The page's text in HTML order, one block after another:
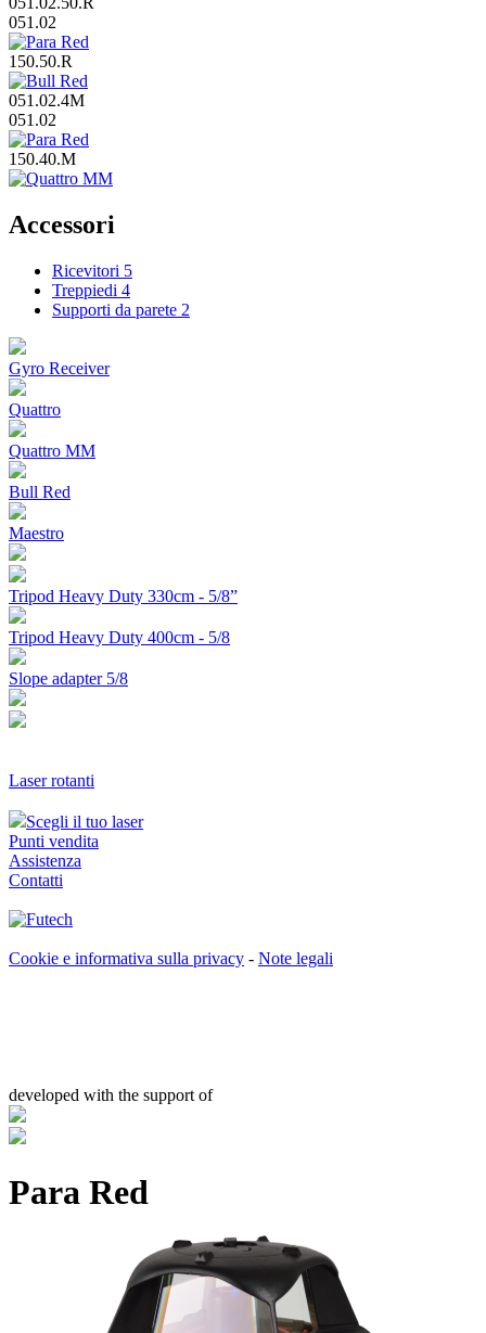
051.02
150.50.R
051.02.4M
051.02
150.40.M
Accessori
Ricevitori 5
Treppiedi 4
Supporti da parete 2
Gyro Receiver
Quattro
Quattro MM
Bull Red
Maestro
Tripod Heavy Duty 330cm - 5/8”
Tripod Heavy Duty 400cm - 5/8
Slope adapter 5/8
Laser rotanti
Scegli il tuo laser
Punti vendita
Assistenza
Contatti
Cookie e informativa sulla privacy - Note legali
developed with the support of
Para Red